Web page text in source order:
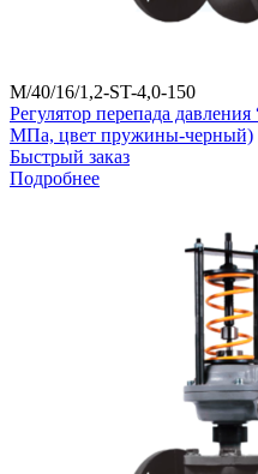
M/40/16/1,2-ST-4,0-150
Регулятор перепада
МПа, цвет пружины-черный)
Быстрый заказ
Подробнее